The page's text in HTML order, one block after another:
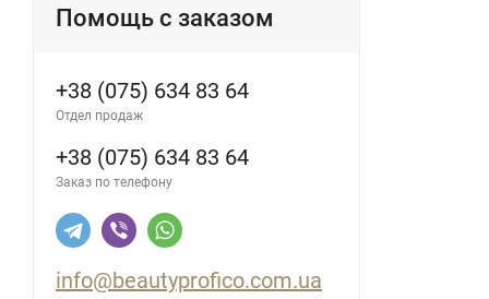
Помощь с заказом
+38 (075) 634 83 64
Отдел продаж
+38 (075) 634 83 64
Заказ по телефону
info@beautyprofico.com.ua